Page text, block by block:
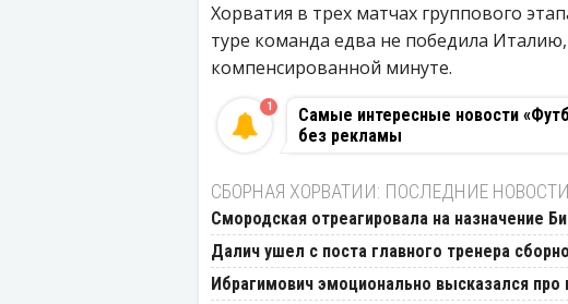
Хорватия в трех матчах группового
туре команда едва не победила
компенсированной минуте.
Самые интересные новости
без рекламы
1
СБОРНАЯ ХОРВАТИИ: ПОСЛЕДНИЕ НОВОСТИ
Смородская отреагировала на назначение
Далич ушел с поста главного тренера
Ибрагимович эмоционально высказался